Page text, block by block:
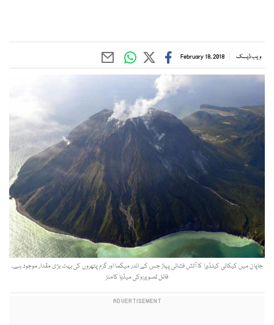
ویب ڈیسک February 18, 2018
جاپان میں کیکائی کیلڈیرا کا آتش فشانی پہاڑ جس کے اندر میگما اور گرم پتھروں کی بہت بڑی مقدار موجود ہے۔
فائل تصویر:وکی میڈیا کامنز